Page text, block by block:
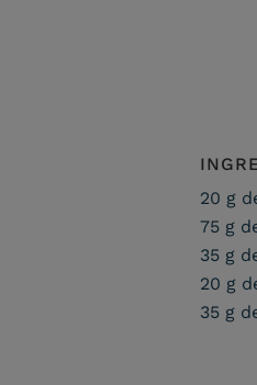
20 g
75 g
35 g
20 g
35 g